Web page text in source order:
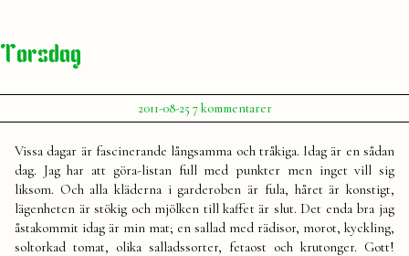
Torsdag
Publicerat
av
Julia
2011-08-25 7 kommentarertill
Torsdag
Vissa dagar är fascinerande långsamma och tråkiga. Idag är en sådan
dag. Jag har att göra-listan full med punkter men inget vill sig
liksom. Och alla kläderna i garderoben är fula, håret är konstigt,
lägenheten är stökig och mjölken till kaffet är slut. Det enda bra jag
åstakommit idag är min mat; en sallad med rädisor, morot, kyckling,
soltorkad tomat, olika salladssorter, fetaost och krutonger. Gott!